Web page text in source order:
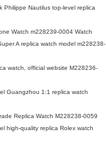
Nautilus top-level replica
Watch m228239-0004 Watch
A replica watch model m228238-
watch, official website M228236-
Guangzhou 1:1 replica watch
Replica Watch M228238-0059
high-quality replica Rolex watch